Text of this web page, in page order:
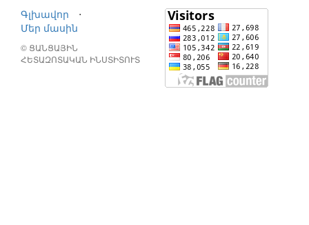
Գլխավոր
⋅
Մեր մասին
© ՑԱՆՑԱՅԻՆ
ՀԵՏԱԶՈՏԱԿԱՆ ԻՆՍՏԻՏՈՒՏ